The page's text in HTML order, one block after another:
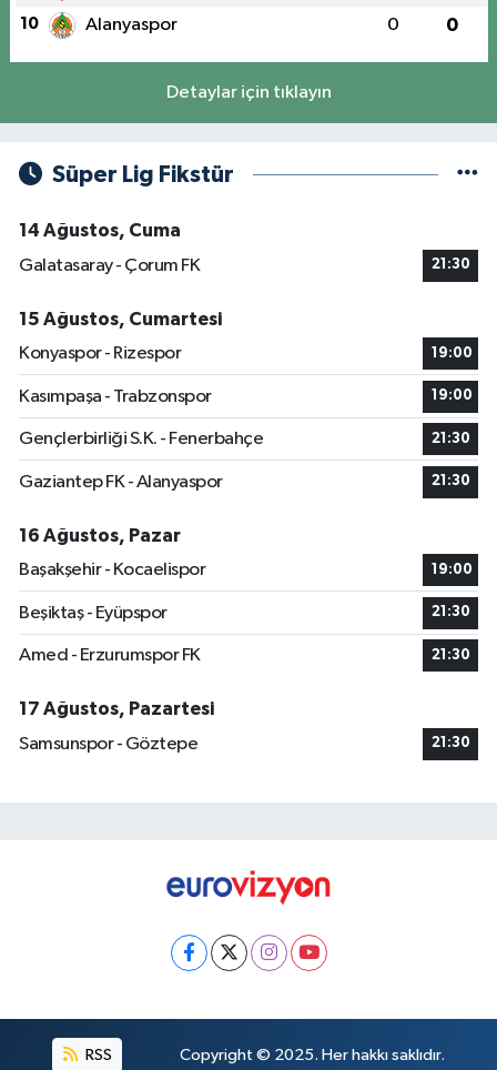
10 Alanyaspor 0 0
Detaylar için tıklayın
Süper Lig Fikstür
14 Ağustos, Cuma
Galatasaray - Çorum FK
21:30
15 Ağustos, Cumartesi
Konyaspor - Rizespor
19:00
Kasımpaşa - Trabzonspor 19:00
Gençlerbirliği S.K. - Fenerbahçe 21:30
Gaziantep FK - Alanyaspor 21:30
16 Ağustos, Pazar
Başakşehir - Kocaelispor
19:00
Beşiktaş - Eyüpspor 21:30
Amed - Erzurumspor FK 21:30
17 Ağustos, Pazartesi
Samsunspor - Göztepe
21:30
RSS Copyright © 2025. Her hakkı saklıdır.